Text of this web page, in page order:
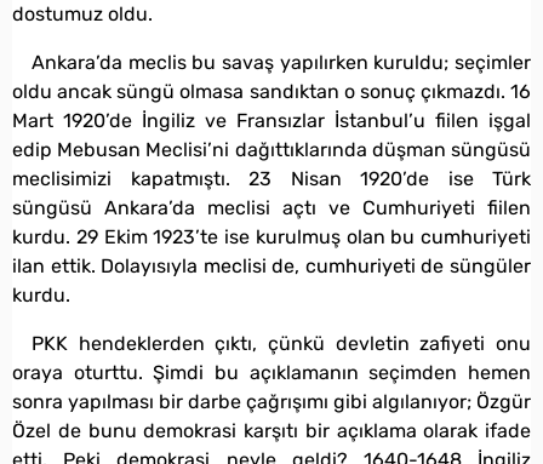
dostumuz oldu.
Ankara’da meclis bu savaş yapılırken kuruldu; seçimler
oldu ancak süngü olmasa sandıktan o sonuç çıkmazdı. 16
Mart 1920’de İngiliz ve Fransızlar İstanbul’u fiilen işgal
edip Mebusan Meclisi’ni dağıttıklarında düşman süngüsü
meclisimizi kapatmıştı. 23 Nisan 1920’de ise Türk
süngüsü Ankara’da meclisi açtı ve Cumhuriyeti fiilen
kurdu. 29 Ekim 1923’te ise kurulmuş olan bu cumhuriyeti
ilan ettik. Dolayısıyla meclisi de, cumhuriyeti de süngüler
kurdu.
PKK hendeklerden çıktı, çünkü devletin zafiyeti onu
oraya oturttu. Şimdi bu açıklamanın seçimden hemen
sonra yapılması bir darbe çağrışımı gibi algılanıyor; Özgür
Özel de bunu demokrasi karşıtı bir açıklama olarak ifade